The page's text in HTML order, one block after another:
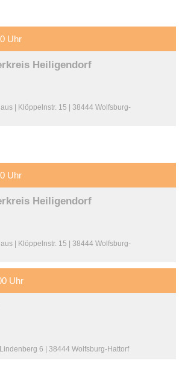
Uhr
Heiligendorf
| Klöppelnstr. 15 | 38444 Wolfsburg-
Uhr
Heiligendorf
| Klöppelnstr. 15 | 38444 Wolfsburg-
Uhr
6 | 38444 Wolfsburg-Hattorf